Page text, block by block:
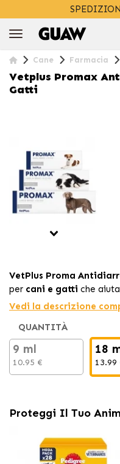
Cane Farmacia
Vetplus Promax
Gatti
VetPlus Proma
per cani e gatti che
ripristinare la flora
favorire la salute
funzione digestiva.
Vedi la descrizione
QUANTITÀ
9 ml
10.95 €
18
13.99
Proteggi Il Tuo